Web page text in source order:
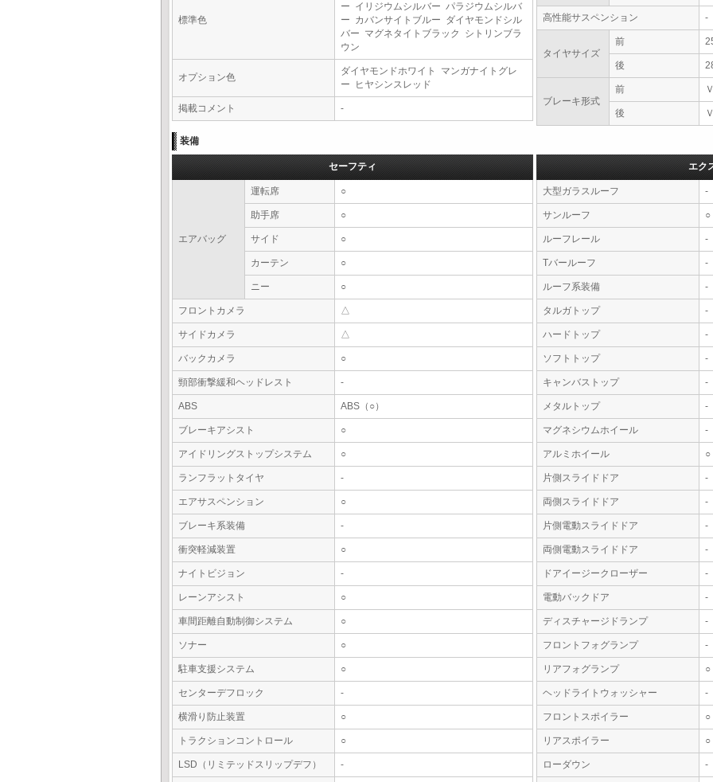
標準色
ー イリジウムシルバー パラジウムシルバ
ー カバンサイトブルー ダイヤモンドシル
バー マグネタイトブラック シトリンブラ
ウン
オプション色
ダイヤモンドホワイト マンガナイトグレ
ー ヒヤシンスレッド
掲載コメント -
高性能サスペンション -
タイヤサイズ
前
後
ブレーキ形式
前
後
装備
セーフティ
エアバッグ
運転席 ○
助手席 ○
サイド ○
カーテン ○
ニー ○
フロントカメラ △
サイドカメラ △
バックカメラ ○
頸部衝撃緩和ヘッドレスト -
ABS ABS（○）
ブレーキアシスト ○
アイドリングストップシステム ○
ランフラットタイヤ -
エアサスペンション ○
ブレーキ系装備 -
衝突軽減装置 ○
ナイトビジョン -
レーンアシスト ○
車間距離自動制御システム ○
ソナー ○
駐車支援システム ○
センターデフロック -
横滑り防止装置 ○
トラクションコントロール ○
LSD（リミテッドスリップデフ） -
エク
大型ガラスルーフ -
サンルーフ ○
ルーフレール -
Tバールーフ -
ルーフ系装備 -
タルガトップ -
ハードトップ -
ソフトトップ -
キャンバストップ -
メタルトップ -
マグネシウムホイール -
アルミホイール ○
片側スライドドア -
両側スライドドア -
片側電動スライドドア -
両側電動スライドドア -
ドアイージークローザー -
電動バックドア -
ディスチャージドランプ -
フロントフォグランプ -
リアフォグランプ ○
ヘッドライトウォッシャー -
フロントスポイラー ○
リアスポイラー ○
ローダウン -